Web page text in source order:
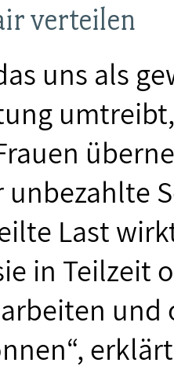
verteilen
uns als
Last
in Teilzeit